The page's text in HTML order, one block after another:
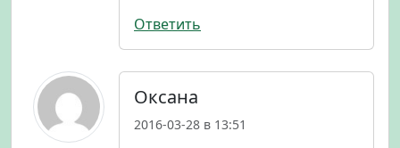
Ответить
Оксана
2016-03-28 в 13:51